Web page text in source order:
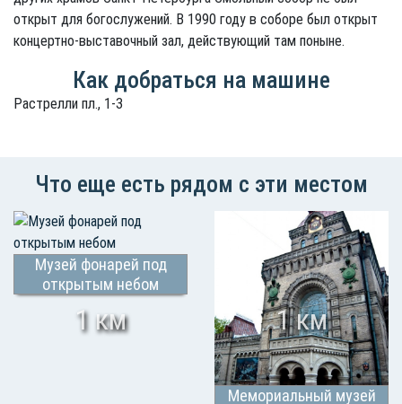
открыт для богослужений. В 1990 году в соборе был открыт
концертно-выставочный зал, действующий там поныне.
Как добраться на машине
Растрелли пл., 1-3
Что еще есть рядом с эти местом
Музей фонарей под
открытым небом
1 км
Мемориальный музей
1 км